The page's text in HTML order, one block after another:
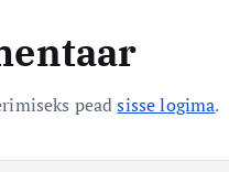
peadsisse logima.